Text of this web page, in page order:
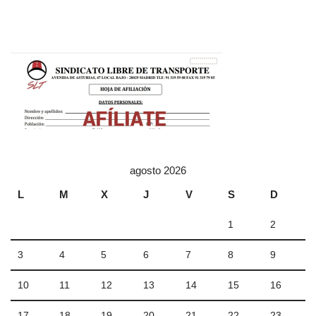
agosto 2026
L
M X J V S D
1 2
3 4 5 6 7 8 9
10 11 12 13 14 15 16